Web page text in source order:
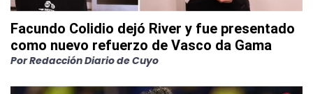
Facundo Colidio dejó River y fue presentado
como nuevo refuerzo de Vasco da Gama
PorRedacción Diario de Cuyo